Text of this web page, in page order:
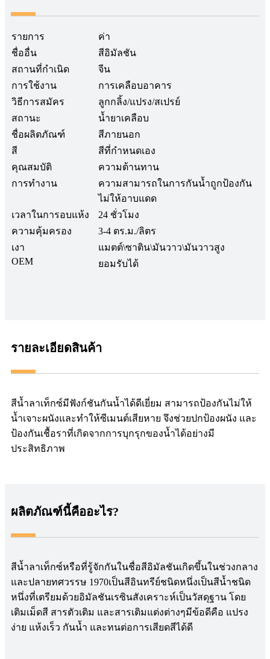
รายการ
ค่า
ชื่ออื่น
สีอิมัลชัน
สถานที่กำเนิด
จีน
การใช้งาน
การเคลือบอาคาร
วิธีการสมัคร
ลูกกลิ้ง/แปรง/สเปรย์
สถานะ
น้ำยาเคลือบ
ชื่อผลิตภัณฑ์
สีภายนอก
สี
สีที่กำหนดเอง
คุณสมบัติ
ความต้านทาน
การทำงาน
ความสามารถในการกันน้ำถูกป้องกัน
ไม่ให้อาบแดด
เวลาในการอบแห้ง
24 ชั่วโมง
ความคุ้มครอง
3-4 ตร.ม./ลิตร
เงา
แมตต์\ซาติน\มันวาว\มันวาวสูง
OEM
ยอมรับได้
รายละเอียดสินค้า
สีน้ำลาเท็กซ์มีฟังก์ชันกันน้ำได้ดีเยี่ยม สามารถป้องกันไม่ให้
น้ำเจาะผนังและทำให้ซีเมนต์เสียหาย จึงช่วยปกป้องผนัง และ
ป้องกันเชื้อราที่เกิดจากการบุกรุกของน้ำได้อย่างมี
ประสิทธิภาพ
ผลิตภัณฑ์นี้คืออะไร?
สีน้ำลาเท็กซ์หรือที่รู้จักกันในชื่อสีอิมัลชันเกิดขึ้นในช่วงกลาง
และปลายทศวรรษ 1970เป็นสีอินทรีย์ชนิดหนึ่งเป็นสีน้ำชนิด
หนึ่งที่เตรียมด้วยอิมัลชันเรซินสังเคราะห์เป็นวัสดุฐาน โดย
เติมเม็ดสี สารตัวเติม และสารเติมแต่งต่างๆมีข้อดีคือ แปรง
ง่าย แห้งเร็ว กันน้ำ และทนต่อการเสียดสีได้ดี